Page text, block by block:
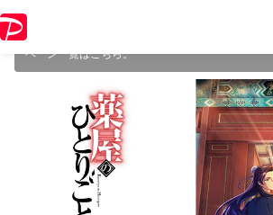
ジ内の情報はキャンペーン終了時点のものになりま
ペーン一覧はこちら。